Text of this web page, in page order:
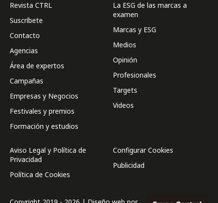
Revista CTRL
Suscríbete
Contacto
Agencias
Área de expertos
Campañas
Empresas y Negocios
Festivales y premios
Formación y estudios
La ESG de las marcas a
examen
Marcas y ESG
Medios
Opinión
Profesionales
Targets
Videos
Aviso Legal y Política de
Privacidad
Política de Cookies
Configurar Cookies
Publicidad